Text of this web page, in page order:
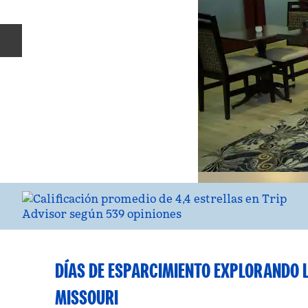
DÍAS DE ESPARCIMIENTO EXPLORANDO
MISSOURI